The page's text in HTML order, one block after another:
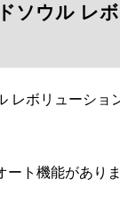
ソウル レ
レボリューショ
ト機能がありま